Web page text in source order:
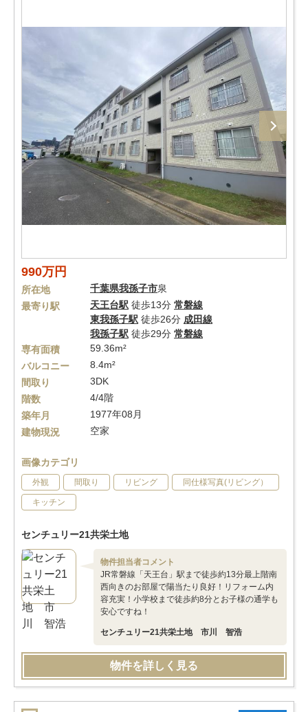
990万円
所在地 千葉県我孫子市泉
最寄り駅
天王台駅 徒歩13分 常磐線
東我孫子駅 徒歩26分 成田線
我孫子駅 徒歩29分 常磐線
専有面積
59.36m²
バルコニー
8.4m²
間取り
3DK
階数
4/4階
築年月
1977年08月
建物現況
空家
画像カテゴリ
外観 間取り リビング 同仕様写真(リビング）
キッチン
センチュリー21共栄土地
物件担当者コメント
JR常磐線「天王台」駅まで徒歩約13分最上階南
西向きのお部屋で陽当たり良好！リフォーム内
容充実！小学校まで徒歩約8分とお子様の通学も
安心ですね！
センチュリー21共栄土地 市川 智浩
物件を詳しく見る